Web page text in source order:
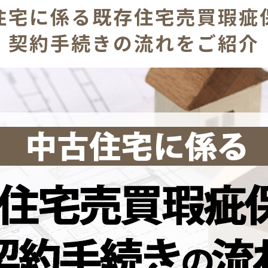
宅に係る既存住宅売買瑕疵
契約手続きの流れをご紹介